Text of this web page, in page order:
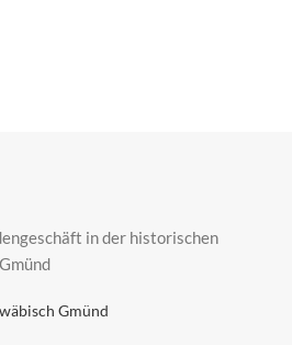
in der historischen
Gmünd